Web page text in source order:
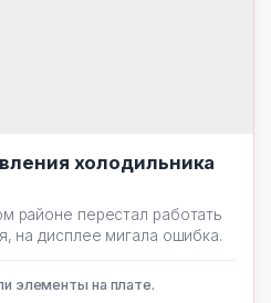
холодильника
районе перестал работать
на дисплее мигала ошибка.
элементы на плате.